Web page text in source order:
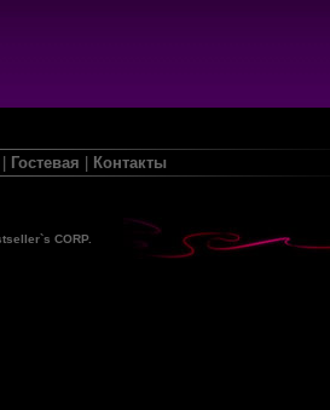
Гостевая Контакты
CORP.